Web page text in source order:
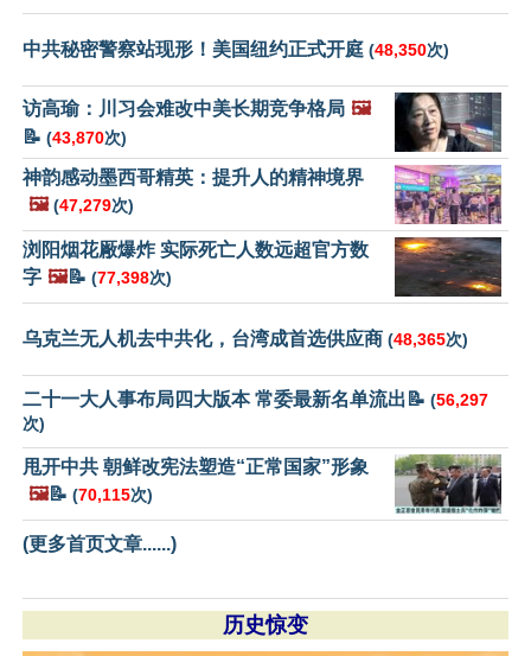
中共秘密警察站现形！美国纽约正式开庭 (48,350次)
访高瑜：川习会难改中美长期竞争格局 🖼️
📝 (43,870次)
神韵感动墨西哥精英：提升人的精神境界
🖼️ (47,279次)
浏阳烟花厰爆炸 实际死亡人数远超官方数
字 🖼️📝 (77,398次)
乌克兰无人机去中共化，台湾成首选供应商 (48,365次)
二十一大人事布局四大版本 常委最新名单流出📝 (56,297
次)
甩开中共 朝鲜改宪法塑造“正常国家”形象
🖼️📝 (70,115次)
(更多首页文章......)
历史惊变